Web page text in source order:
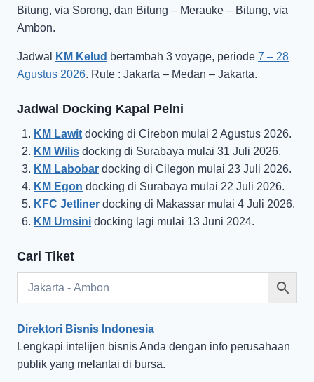
Bitung, via Sorong, dan Bitung – Merauke – Bitung, via
Ambon.
Jadwal KM Kelud bertambah 3 voyage, periode 7 – 28
Agustus 2026. Rute : Jakarta – Medan – Jakarta.
Jadwal Docking Kapal Pelni
KM Lawit docking di Cirebon mulai 2 Agustus 2026.
KM Wilis docking di Surabaya mulai 31 Juli 2026.
KM Labobar docking di Cilegon mulai 23 Juli 2026.
KM Egon docking di Surabaya mulai 22 Juli 2026.
KFC Jetliner docking di Makassar mulai 4 Juli 2026.
KM Umsini docking lagi mulai 13 Juni 2024.
Cari Tiket
Direktori Bisnis Indonesia
Lengkapi intelijen bisnis Anda dengan info perusahaan
publik yang melantai di bursa.